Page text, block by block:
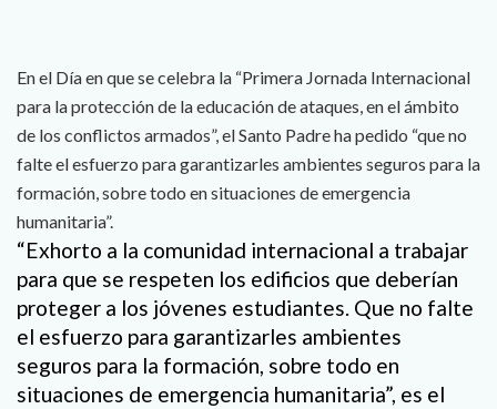
En el Día en que se celebra la “Primera Jornada Internacional
para la protección de la educación de ataques, en el ámbito
de los conflictos armados”, el Santo Padre ha pedido “que no
falte el esfuerzo para garantizarles ambientes seguros para la
formación, sobre todo en situaciones de emergencia
humanitaria”.
“Exhorto a la comunidad internacional a trabajar
para que se respeten los edificios que deberían
proteger a los jóvenes estudiantes. Que no falte
el esfuerzo para garantizarles ambientes
seguros para la formación, sobre todo en
situaciones de emergencia humanitaria”, es el